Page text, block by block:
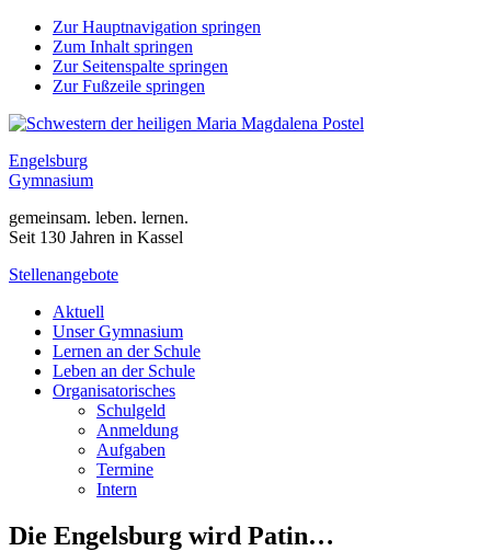
Zur Hauptnavigation springen
Zum Inhalt springen
Zur Seitenspalte springen
Zur Fußzeile springen
Engelsburg
Gymnasium
gemeinsam. leben. lernen.
Seit 130 Jahren in Kassel
Stellenangebote
Aktuell
Unser Gymnasium
Lernen an der Schule
Leben an der Schule
Organisatorisches
Schulgeld
Anmeldung
Aufgaben
Termine
Intern
Die Engelsburg wird Patin…